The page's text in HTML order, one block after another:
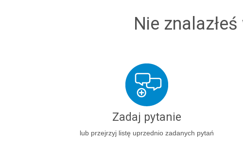
Nie
Zadaj pytanie
lub przejrzyj listę uprzednio zadanych pytań